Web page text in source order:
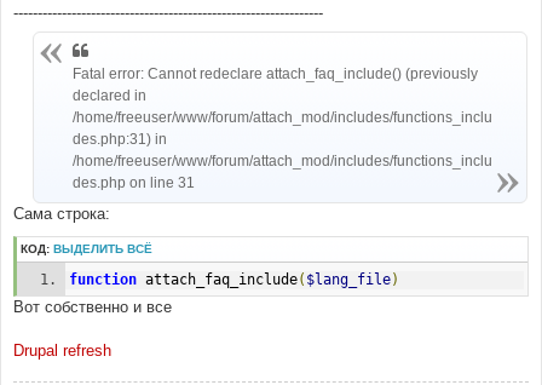
----------------------------------------------------------------
Fatal error: Cannot redeclare attach_faq_include() (previously
declared in
/home/freeuser/www/forum/attach_mod/includes/functions_inclu
des.php:31) in
/home/freeuser/www/forum/attach_mod/includes/functions_inclu
des.php on line 31
Сама строка:
КОД: ВЫДЕЛИТЬ ВСЁ
function attach_faq_include( $lang_file)
Вот собственно и все
Drupal refresh